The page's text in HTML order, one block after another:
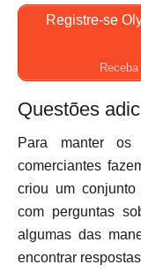
Registre-se
Questões
Para manter os
comerciantes
criou um
com perguntas
algumas das
encontrar